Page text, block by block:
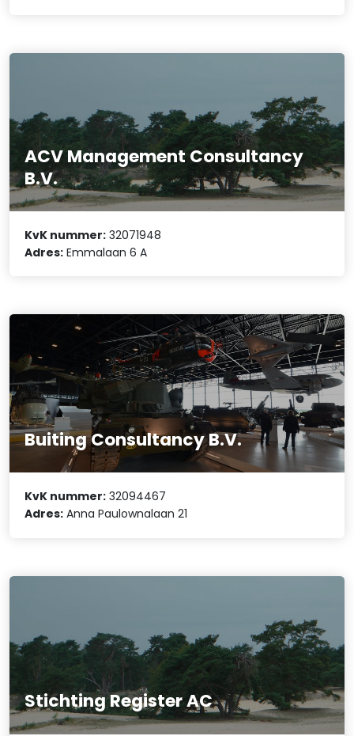
ACV Management Consultancy
B.V.
KvK nummer: 32071948
Adres: Emmalaan 6 A
Buiting Consultancy B.V.
KvK nummer: 32094467
Adres: Anna Paulownalaan 21
Stichting Register AC